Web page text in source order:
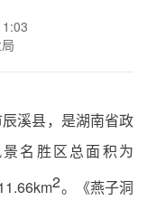
溪县，是湖南省政
名胜区总面积为
2。《燕子洞